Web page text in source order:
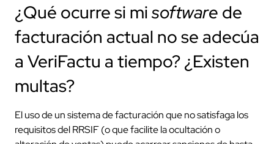
¿Qué ocurre si misoftware de
facturación actual no se adecúa
a VeriFactu a tiempo? ¿Existen
multas?
El uso de un sistema de facturación que no satisfaga los
requisitos del RRSIF (o que facilite la ocultación o